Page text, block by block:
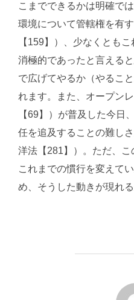
こまでできるかは明確で
環境について管轄権を有
【159】）、少なくとも
消極的であったと言える
で広げてやるか（やるこ
れます。また、オープン
【69】）が普及した今日
任を追及することの難し
洋法【281】）。ただ、こ
これまでの慣行を変えて
め、そうした動きが現れ
投